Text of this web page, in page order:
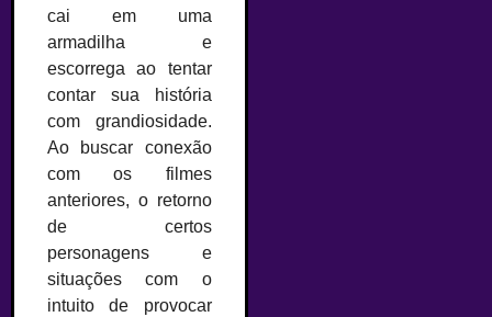
cai em uma
armadilha e
escorrega ao tentar
contar sua história
com grandiosidade.
Ao buscar conexão
com os filmes
anteriores, o retorno
de certos
personagens e
situações com o
intuito de provocar